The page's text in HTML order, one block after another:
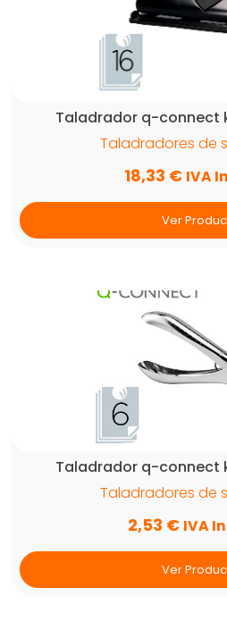
Taladrador q-connect
Taladradores de
18,33 € IVA
Ver
Taladrador q-connect
Taladradores de
2,53 € IVA
Ver